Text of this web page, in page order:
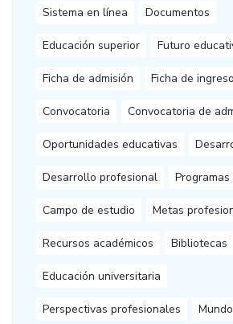
Sistema en línea Documentos
Educación superior Futuro
Ficha de admisión Ficha de ingreso
Convocatoria Convocatoria de
Oportunidades educativas
Desarrollo profesional
Campo de estudio Metas
Recursos académicos Bibliotecas
Educación universitaria
Perspectivas profesionales